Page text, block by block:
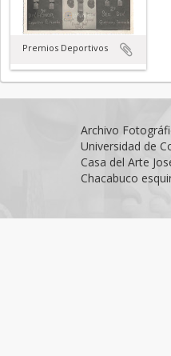
Premios Deportivos
Archivo
Universidad de
Casa del Arte
Chacabuco